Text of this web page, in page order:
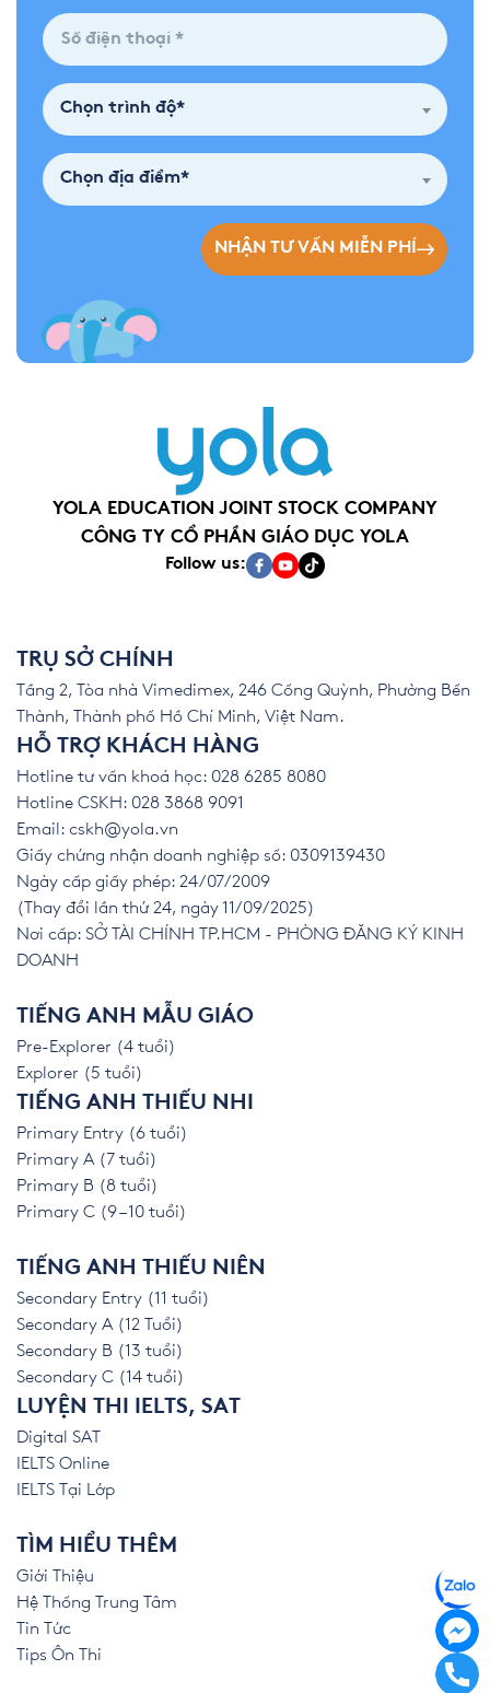
Chọn trình độ*
Chọn địa điểm*
NHẬN TƯ VẤN MIỄN PHÍ
YOLA EDUCATION JOINT STOCK COMPANY
CÔNG TY CỔ PHẦN GIÁO DỤC YOLA
Follow us:
TRỤ SỞ CHÍNH
Tầng 2, Tòa nhà Vimedimex, 246 Cống Quỳnh, Phường Bến
Thành, Thành phố Hồ Chí Minh, Việt Nam.
HỖ TRỢ KHÁCH HÀNG
Hotline tư vấn khoá học: 028 6285 8080
Hotline CSKH: 028 3868 9091
Email: cskh@yola.vn
Giấy chứng nhận doanh nghiệp số: 0309139430
Ngày cấp giấy phép: 24/07/2009
(Thay đổi lần thứ 24, ngày 11/09/2025)
Nơi cấp: SỞ TÀI CHÍNH TP.HCM - PHÒNG ĐĂNG KÝ KINH
DOANH
TIẾNG ANH MẪU GIÁO
Pre-Explorer (4 tuổi)
Explorer (5 tuổi)
TIẾNG ANH THIẾU NHI
Primary Entry (6 tuổi)
Primary A (7 tuổi)
Primary B (8 tuổi)
Primary C (9 – 10 tuổi)
TIẾNG ANH THIẾU NIÊN
Secondary Entry (11 tuổi)
Secondary A (12 Tuổi)
Secondary B (13 tuổi)
Secondary C (14 tuổi)
LUYỆN THI IELTS, SAT
Digital SAT
IELTS Online
IELTS Tại Lớp
TÌM HIỂU THÊM
Giới Thiệu
Hệ Thống Trung Tâm
Tin Tức
Tips Ôn Thi